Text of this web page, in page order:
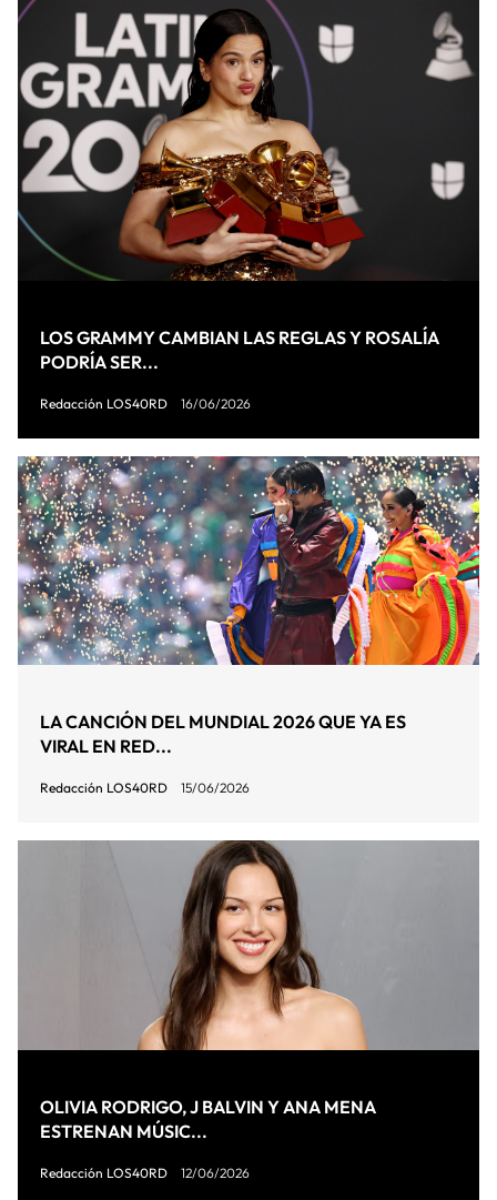
LOS GRAMMY CAMBIAN LAS REGLAS Y ROSALÍA
PODRÍA SER...
Redacción LOS40RD 16/06/2026
LA CANCIÓN DEL MUNDIAL 2026 QUE YA ES
VIRAL EN RED...
Redacción LOS40RD 15/06/2026
OLIVIA RODRIGO, J BALVIN Y ANA MENA
ESTRENAN MÚSIC...
Redacción LOS40RD 12/06/2026